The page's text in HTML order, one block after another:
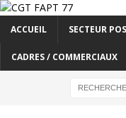
ACCUEIL SECTEUR
CADRES / COMMERCIAUX